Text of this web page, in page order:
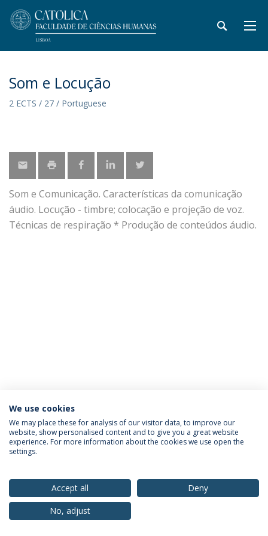
Som e Locução
2 ECTS / 27 / Portuguese
Som e Comunicação. Características da comunicação
áudio. Locução - timbre; colocação e projeção de voz.
Técnicas de respiração * Produção de conteúdos áudio.
Privacy Policy Terms & Conditions Rights of Data Subjects
© 2026 Universidade Católica Portuguesa
We use cookies
We may place these for analysis of our visitor data, to improve our
website, show personalised content and to give you a great website
experience. For more information about the cookies we use open the
settings.
Accept all
Deny
No, adjust